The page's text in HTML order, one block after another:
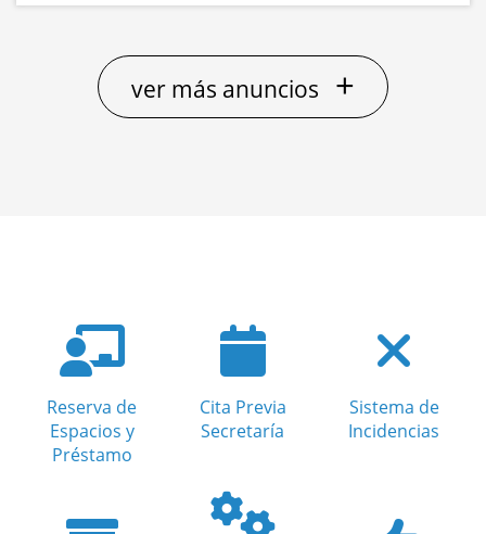
ver más anuncios +
Reserva de
Espacios y
Préstamo
Cita Previa
Secretaría
Sistema de
Incidencias